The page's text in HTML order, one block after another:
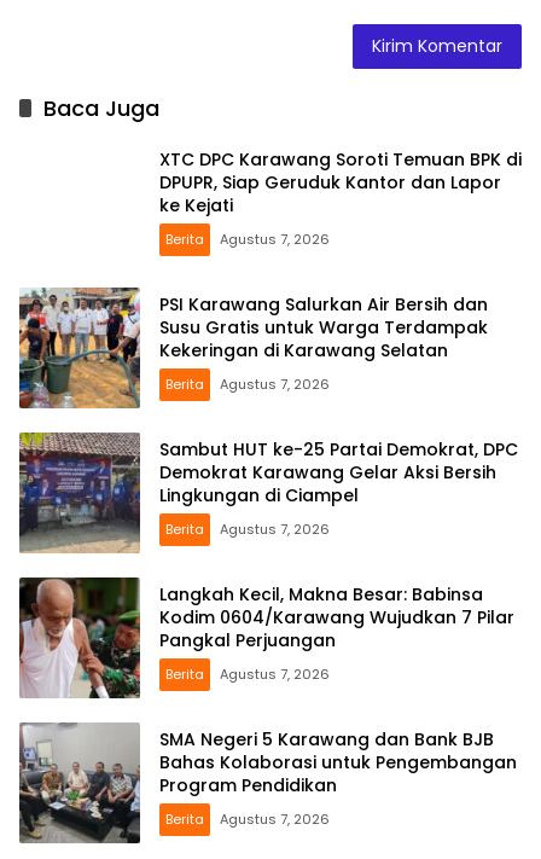
Baca Juga
XTC DPC Karawang Soroti Temuan BPK di
DPUPR, Siap Geruduk Kantor dan Lapor
ke Kejati
Berita Agustus 7, 2026
PSI Karawang Salurkan Air Bersih dan
Susu Gratis untuk Warga Terdampak
Kekeringan di Karawang Selatan
Berita Agustus 7, 2026
Sambut HUT ke-25 Partai Demokrat, DPC
Demokrat Karawang Gelar Aksi Bersih
Lingkungan di Ciampel
Berita Agustus 7, 2026
Langkah Kecil, Makna Besar: Babinsa
Kodim 0604/Karawang Wujudkan 7 Pilar
Pangkal Perjuangan
Berita Agustus 7, 2026
SMA Negeri 5 Karawang dan Bank BJB
Bahas Kolaborasi untuk Pengembangan
Program Pendidikan
Berita Agustus 7, 2026